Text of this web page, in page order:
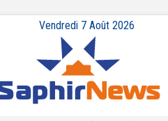
Vendredi 7 Août 2026